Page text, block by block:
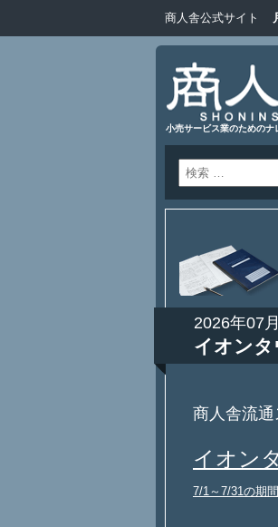
商人舎公式サイト
小売サービス業のためのナ
2026年07
イオンタ
商人舎流通
イオン
7/1～7/31の期